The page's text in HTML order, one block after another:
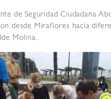
de Seguridad Ciudadana
desde Miraflores hacia
Molina.